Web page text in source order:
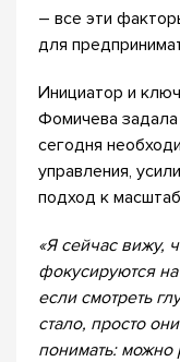
– все эти
для
Инициатор и
Фомичева задала
сегодня
управления,
подход к
«Я сейчас вижу,
фокусируются
если смотреть
стало, просто
понимать: можно